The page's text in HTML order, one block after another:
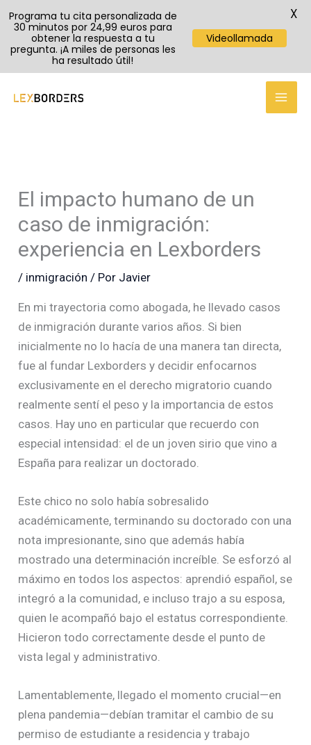
El impacto humano de un
caso de inmigración:
experiencia en Lexborders
/ inmigración / Por Javier
En mi trayectoria como abogada, he llevado casos
de inmigración durante varios años. Si bien
inicialmente no lo hacía de una manera tan directa,
fue al fundar Lexborders y decidir enfocarnos
exclusivamente en el derecho migratorio cuando
realmente sentí el peso y la importancia de estos
casos. Hay uno en particular que recuerdo con
especial intensidad: el de un joven sirio que vino a
España para realizar un doctorado.
Este chico no solo había sobresalido
académicamente, terminando su doctorado con una
nota impresionante, sino que además había
mostrado una determinación increíble. Se esforzó al
máximo en todos los aspectos: aprendió español, se
integró a la comunidad, e incluso trajo a su esposa,
quien le acompañó bajo el estatus correspondiente.
Hicieron todo correctamente desde el punto de
vista legal y administrativo.
Lamentablemente, llegado el momento crucial—en
plena pandemia—debían tramitar el cambio de su
permiso de estudiante a residencia y trabajo
TikTok
Instagram
YouTube
Programa tu cita personalizada de
30 minutos por 24,99 euros para
obtener la respuesta a tu
pregunta. ¡A miles de personas les
ha resultado útil!
Videollamada
X